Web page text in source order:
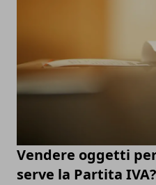
Vendere oggetti
serve la Partita IVA?